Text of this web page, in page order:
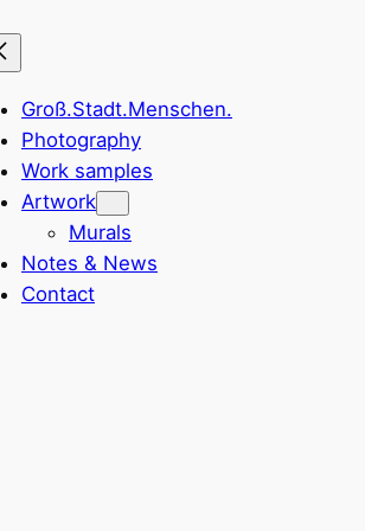
Groß.Stadt.Menschen.
Photography
Work samples
Artwork
Murals
Notes & News
Contact